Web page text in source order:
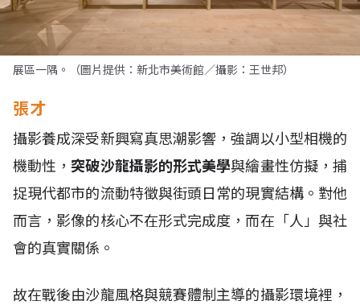
展區一隅。（圖片提供：新北市美術館／攝影：王世邦）
張才
攝影養成深受新興寫真思潮影響，強調以小型相機的
機動性， 突破沙龍攝影的形式美學與繪畫性仿擬，捕
捉現代都市的流動特徵與街頭日常的現實結構。對他
而言，影像的核心不在形式完成度，而在「人」與社
會的真實關係。
故在戰後由沙龍風格與競賽體制主導的攝影環境裡，